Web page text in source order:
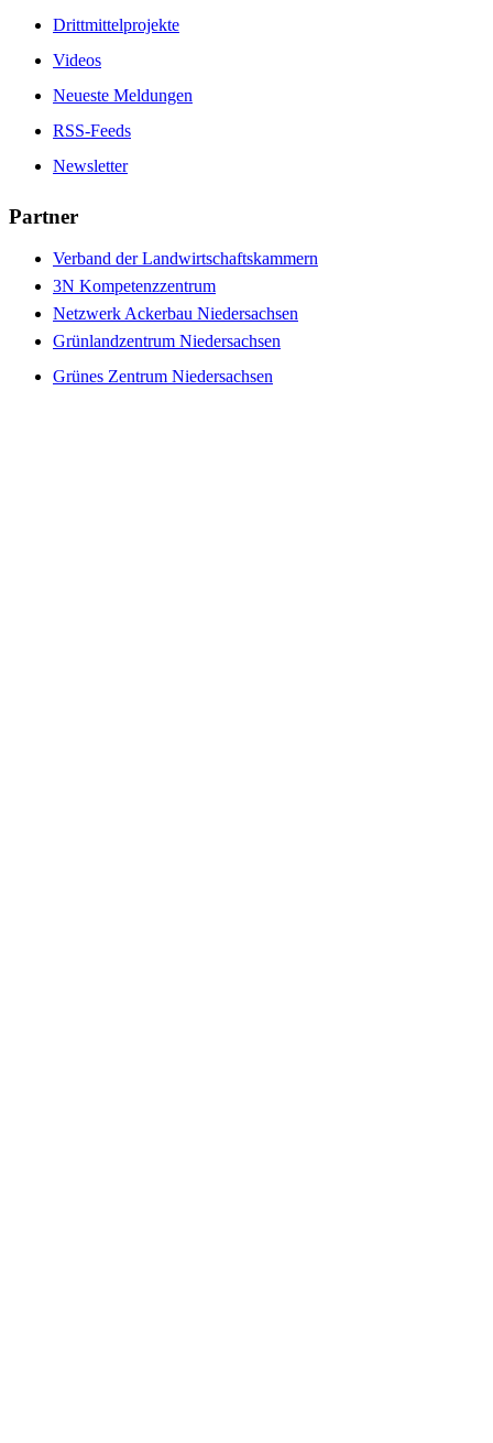
Drittmittelprojekte
Videos
Neueste Meldungen
RSS-Feeds
Newsletter
Partner
Verband der Landwirtschaftskammern
3N Kompetenzzentrum
Netzwerk Ackerbau Niedersachsen
Grünlandzentrum Niedersachsen
Grünes Zentrum Niedersachsen